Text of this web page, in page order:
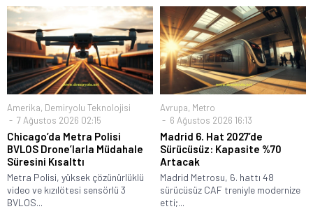
Amerika, Demiryolu Teknolojisi
7 Ağustos 2026 02:15
Chicago’da Metra Polisi
BVLOS Drone’larla Müdahale
Süresini Kısalttı
Metra Polisi, yüksek çözünürlüklü
video ve kızılötesi sensörlü 3
BVLOS...
Avrupa, Metro
6 Ağustos 2026 16:13
Madrid 6. Hat 2027’de
Sürücüsüz: Kapasite %70
Artacak
Madrid Metrosu, 6. hattı 48
sürücüsüz CAF treniyle modernize
etti;...